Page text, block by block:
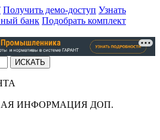
Получить демо-доступ Узнать
банк Подобрать комплект
ИНФОРМАЦИЯ ДОП.